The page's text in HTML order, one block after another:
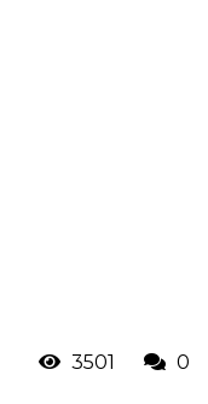
3501 0